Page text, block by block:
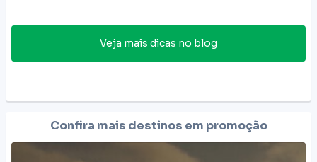
Veja mais dicas no blog
Confira mais destinos em promoção